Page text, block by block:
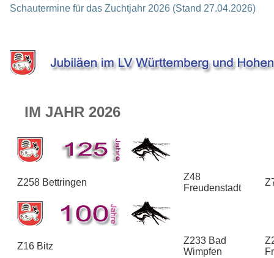
Schautermine für das Zuchtjahr 2026 (Stand 27.04.2026)
IM JAHR 2026
Z258 Bettringen
Z48
Freudenstadt
Z16 Bitz
Z233 Bad
Wimpfen